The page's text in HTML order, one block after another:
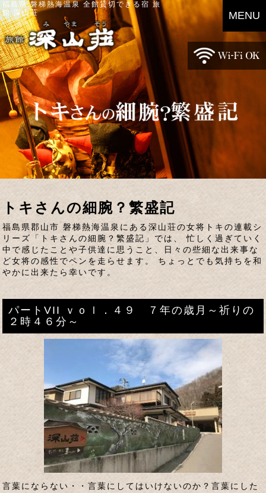
福島県 磐梯熱海温泉 全館貸切できる宿 旅
館 深山荘
トキさんの細腕？繁盛記
福島県郡山市 磐梯熱海温泉にある深山荘の女将トキの連載シ
リーズ「トキさんの細腕？繁盛記」では、 忙しく過ぎていく
中で感じたことや子供達に思うこと、日々の些細な出来事な
ど女将の感性でペンを走らせます。 ちょっとでも気持ちを和
やかに出来たら幸いです。
パートVII ｖｏｌ．４９ ７年の歳月～祈りの
２時４６分～
言葉にならない・・言葉にしてはいけないのか？言葉にした
MENU